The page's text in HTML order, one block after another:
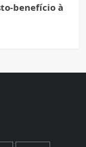
benefício à